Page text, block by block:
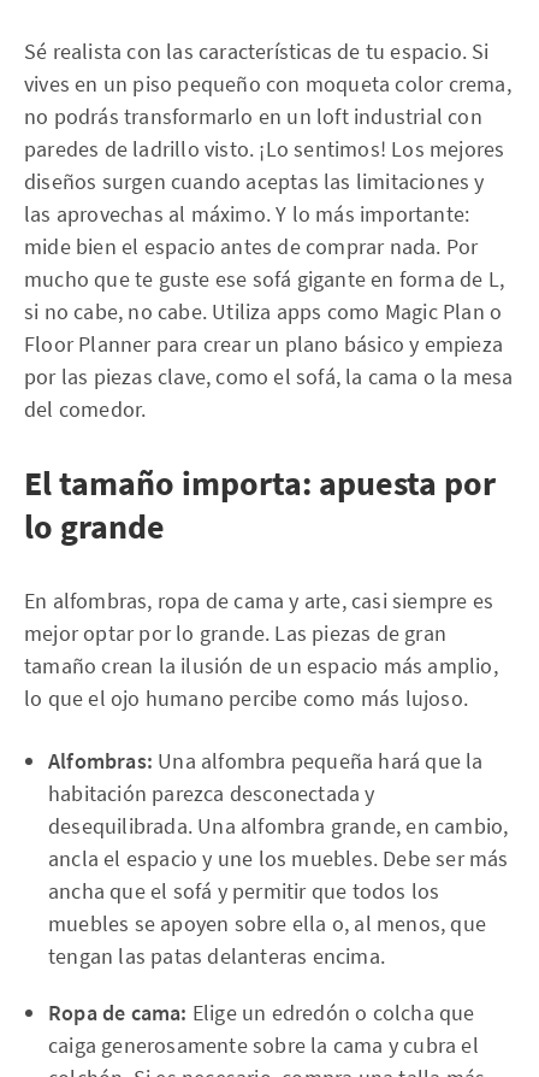
Sé realista con las características de tu espacio. Si
vives en un piso pequeño con moqueta color crema,
no podrás transformarlo en un loft industrial con
paredes de ladrillo visto. ¡Lo sentimos! Los mejores
diseños surgen cuando aceptas las limitaciones y
las aprovechas al máximo. Y lo más importante:
mide bien el espacio antes de comprar nada. Por
mucho que te guste ese sofá gigante en forma de L,
si no cabe, no cabe. Utiliza apps como Magic Plan o
Floor Planner para crear un plano básico y empieza
por las piezas clave, como el sofá, la cama o la mesa
del comedor.
El tamaño importa: apuesta por
lo grande
En alfombras, ropa de cama y arte, casi siempre es
mejor optar por lo grande. Las piezas de gran
tamaño crean la ilusión de un espacio más amplio,
lo que el ojo humano percibe como más lujoso.
Alfombras: Una alfombra pequeña hará que la
habitación parezca desconectada y
desequilibrada. Una alfombra grande, en cambio,
ancla el espacio y une los muebles. Debe ser más
ancha que el sofá y permitir que todos los
muebles se apoyen sobre ella o, al menos, que
tengan las patas delanteras encima.
Ropa de cama: Elige un edredón o colcha que
caiga generosamente sobre la cama y cubra el